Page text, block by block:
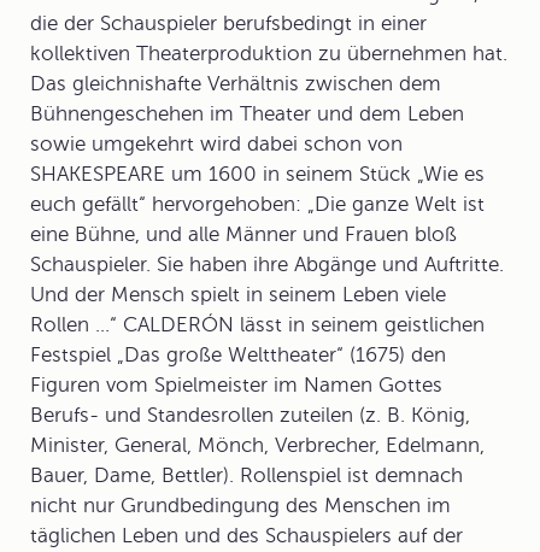
die der Schauspieler berufsbedingt in einer
kollektiven Theaterproduktion zu übernehmen hat.
Das gleichnishafte Verhältnis zwischen dem
Bühnengeschehen im Theater und dem Leben
sowie umgekehrt wird dabei schon von
SHAKESPEARE um 1600 in seinem Stück „Wie es
euch gefällt“ hervorgehoben: „Die ganze Welt ist
eine Bühne, und alle Männer und Frauen bloß
Schauspieler. Sie haben ihre Abgänge und Auftritte.
Und der Mensch spielt in seinem Leben viele
Rollen ...“ CALDERÓN lässt in seinem geistlichen
Festspiel „Das große Welttheater“ (1675) den
Figuren vom Spielmeister im Namen Gottes
Berufs- und Standesrollen zuteilen (z. B. König,
Minister, General, Mönch, Verbrecher, Edelmann,
Bauer, Dame, Bettler). Rollenspiel ist demnach
nicht nur Grundbedingung des Menschen im
täglichen Leben und des Schauspielers auf der